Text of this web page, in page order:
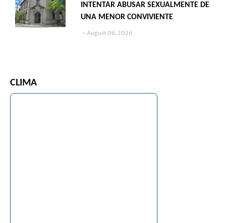
INTENTAR ABUSAR SEXUALMENTE DE
UNA MENOR CONVIVIENTE
August 06, 2026
CLIMA